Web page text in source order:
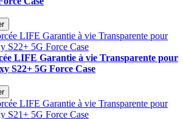
LIFE Garantie à vie Transparente pour
S22+ 5G Force Case